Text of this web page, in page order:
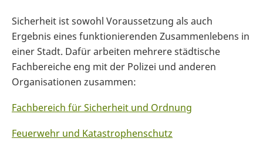
Sicherheit ist sowohl Voraussetzung als auch
Ergebnis eines funktionierenden Zusammenlebens in
einer Stadt. Dafür arbeiten mehrere städtische
Fachbereiche eng mit der Polizei und anderen
Organisationen zusammen:
Fachbereich für Sicherheit und Ordnung
Feuerwehr und Katastrophenschutz